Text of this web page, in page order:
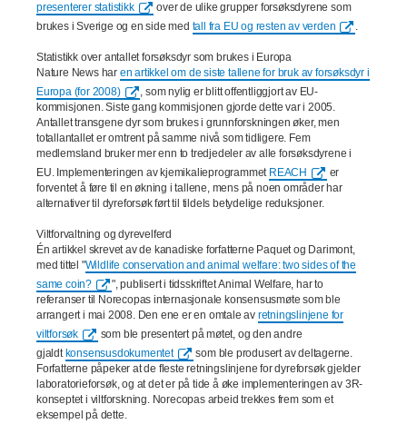
presenterer statistikk
over de ulike grupper forsøksdyrene som
brukes i Sverige og en side med tall fra EU og resten av verden .
Statistikk over antallet forsøksdyr som brukes i Europa
Nature News har en artikkel om de siste tallene for bruk av forsøksdyr i
Europa (for 2008)
, som nylig er blitt offentliggjort av EU-
kommisjonen. Siste gang kommisjonen gjorde dette var i 2005.
Antallet transgene dyr som brukes i grunnforskningen øker, men
totallantallet er omtrent på samme nivå som tidligere. Fem
medlemsland bruker mer enn to tredjedeler av alle forsøksdyrene i
EU. Implementeringen av kjemikalieprogrammet REACH
er
forventet å føre til en økning i tallene, mens på noen områder har
alternativer til dyreforsøk ført til tildels betydelige reduksjoner.
Viltforvaltning og dyrevelferd
Én artikkel skrevet av de kanadiske forfatterne Paquet og Darimont,
med tittel "Wildlife conservation and animal welfare: two sides of the
same coin?
", publisert i tidsskriftet Animal Welfare, har to
referanser til Norecopas internasjonale konsensusmøte som ble
arrangert i mai 2008. Den ene er en omtale av retningslinjene for
viltforsøk
som ble presentert på møtet, og den andre
gjaldt konsensusdokumentet
som ble produsert av deltagerne.
Forfatterne påpeker at de fleste retningslinjene for dyreforsøk gjelder
laboratorieforsøk, og at det er på tide å øke implementeringen av 3R-
konseptet i viltforskning. Norecopas arbeid trekkes frem som et
eksempel på dette.